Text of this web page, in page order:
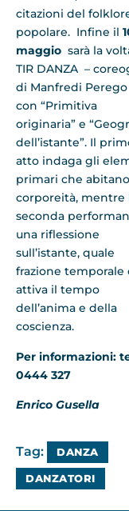
citazioni del
popolare. Infine il
maggio sarà la
TIR DANZA –
di Manfredi Perego
con “Primitiva
originaria” e
dell’istante”. Il
atto indaga gli
primari che
corporeità, mentre
seconda
una riflessione
sull’istante, quale
frazione temporale
attiva il tempo
dell’anima e della
coscienza.
Per informazioni:
0444 327
Enrico Gusella
Tag: DANZA
DANZATORI